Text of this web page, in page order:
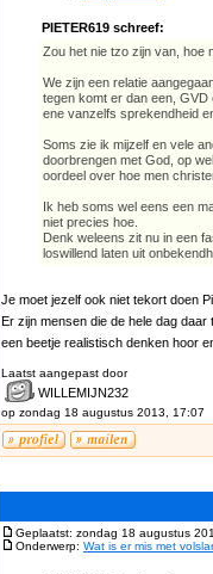
PIETER619 schreef:
Zou het nie tzo zijn van, hoe
We zijn een relatie
tegen komt er dan een,
ene vanzelfs sprekendheid
Soms zie ik mijzelf en vele
doorbrengen met God, op
oordeel over hoe men
Ik heb soms wel eens een
niet precies hoe.
Denk weleens zit nu in een
loswillend laten uit
Je moet jezelf ook niet tekort doen
Er zijn mensen die de hele dag
een beetje realistisch denken hoor
Laatst aangepast door
WILLEMIJN232
op zondag 18 augustus 2013, 17:07
Geplaatst: zondag 18 augustus
Onderwerp: Wat is er mis met